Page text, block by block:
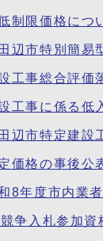
制限価格につ
辺市特別簡
工事総合評価
工事に係る
辺市特定建
価格の事後公
8年度市内業
争入札参加資